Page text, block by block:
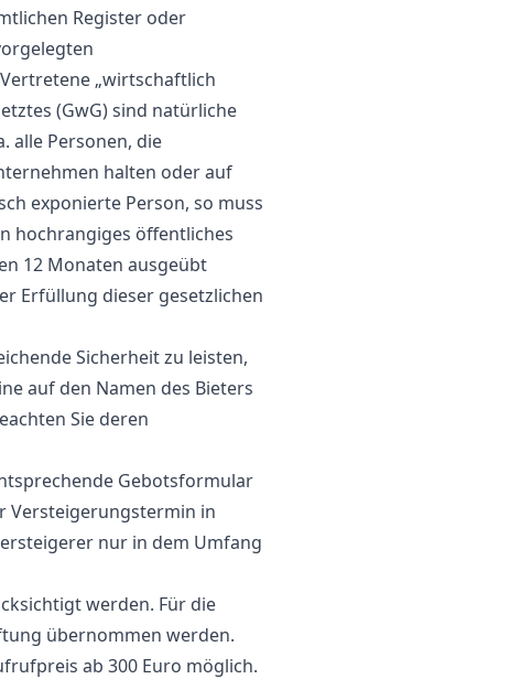
Register oder
„wirtschaftlich
(GwG) sind natürliche
alle Personen, die
halten oder auf
exponierte Person, so muss
hochrangiges öffentliches
12 Monaten ausgeübt
Erfüllung dieser gesetzlichen
Sicherheit zu leisten,
auf den Namen des Bieters
Sie deren
Gebotsformular
Versteigerungstermin in
nur in dem Umfang
werden. Für die
übernommen werden.
ab 300 Euro möglich.